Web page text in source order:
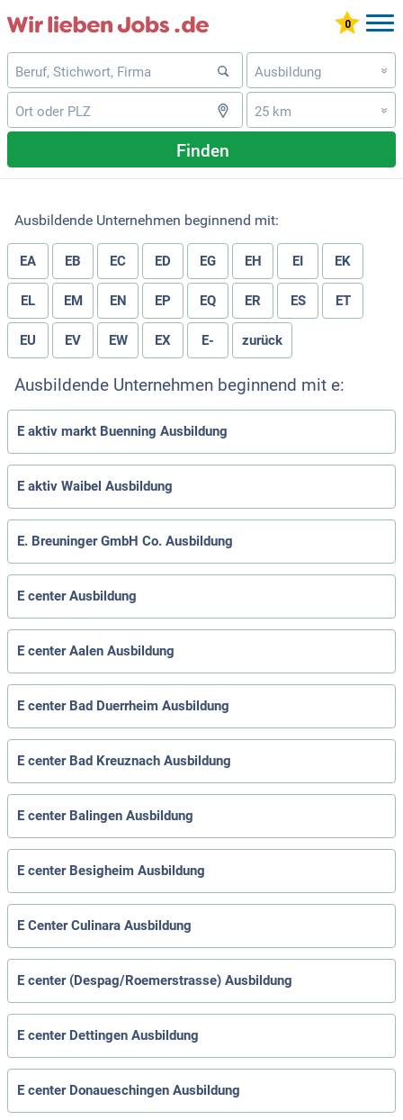
Ausbildung »
25 km »
Finden
Ausbildende Unternehmen beginnend mit:
EA EB EC ED EG EH EI EK
EL EM EN EP EQ ER ES ET
EU EV EW EX E- zurück
Ausbildende Unternehmen beginnend mit e:
E aktiv markt Buenning Ausbildung
E aktiv Waibel Ausbildung
E. Breuninger GmbH Co. Ausbildung
E center Ausbildung
E center Aalen Ausbildung
E center Bad Duerrheim Ausbildung
E center Bad Kreuznach Ausbildung
E center Balingen Ausbildung
E center Besigheim Ausbildung
E Center Culinara Ausbildung
E center (Despag/Roemerstrasse) Ausbildung
E center Dettingen Ausbildung
E center Donaueschingen Ausbildung